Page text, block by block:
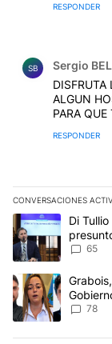
RESPONDER
SB Sergio
DISFRUTA
ALGUN
PARA
RESPONDER
CONVERSACIONES
Este listado
Un artículo de
Di
Ley de
65
Un artículo de
78